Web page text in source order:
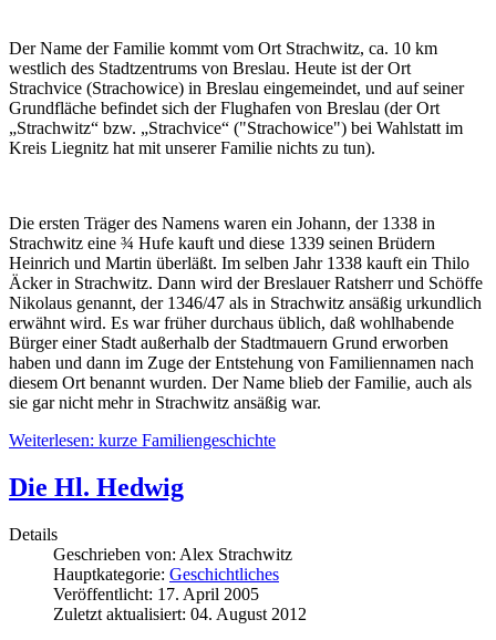
Der Name der Familie kommt vom Ort Strachwitz, ca. 10 km
westlich des Stadtzentrums von Breslau. Heute ist der Ort
Strachvice (Strachowice) in Breslau eingemeindet, und auf seiner
Grundfläche befindet sich der Flughafen von Breslau (der Ort
„Strachwitz“ bzw. „Strachvice“ ("Strachowice") bei Wahlstatt im
Kreis Liegnitz hat mit unserer Familie nichts zu tun).
Die ersten Träger des Namens waren ein Johann, der 1338 in
Strachwitz eine ¾ Hufe kauft und diese 1339 seinen Brüdern
Heinrich und Martin überläßt. Im selben Jahr 1338 kauft ein Thilo
Äcker in Strachwitz. Dann wird der Breslauer Ratsherr und Schöffe
Nikolaus genannt, der 1346/47 als in Strachwitz ansäßig urkundlich
erwähnt wird. Es war früher durchaus üblich, daß wohlhabende
Bürger einer Stadt außerhalb der Stadtmauern Grund erworben
haben und dann im Zuge der Entstehung von Familiennamen nach
diesem Ort benannt wurden. Der Name blieb der Familie, auch als
sie gar nicht mehr in Strachwitz ansäßig war.
Weiterlesen: kurze Familiengeschichte
Die Hl. Hedwig
Details
Geschrieben von: Alex Strachwitz
Hauptkategorie: Geschichtliches
Veröffentlicht: 17. April 2005
Zuletzt aktualisiert: 04. August 2012